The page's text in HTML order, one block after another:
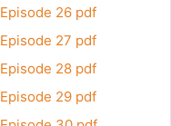
Episode 26 pdf
Episode 27 pdf
Episode 28 pdf
Episode 29 pdf